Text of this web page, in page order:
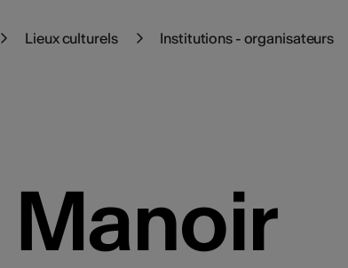
Lieux culturels Institutions - organisateurs